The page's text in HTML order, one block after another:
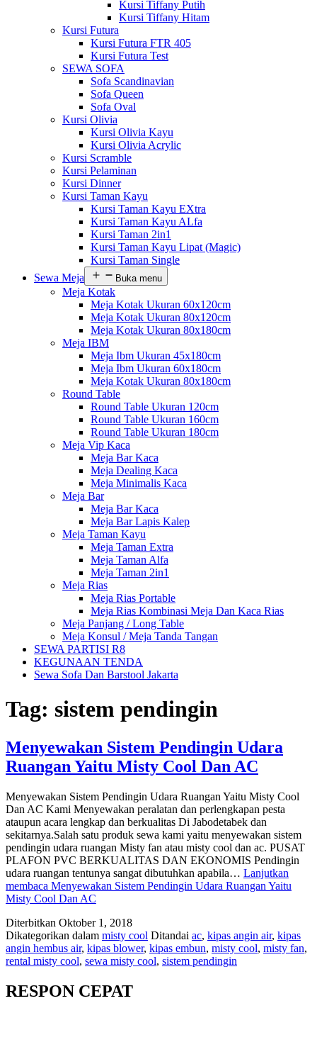
Kursi Tiffany Putih
Kursi Tiffany Hitam
Kursi Futura
Kursi Futura FTR 405
Kursi Futura Test
SEWA SOFA
Sofa Scandinavian
Sofa Queen
Sofa Oval
Kursi Olivia
Kursi Olivia Kayu
Kursi Olivia Acrylic
Kursi Scramble
Kursi Pelaminan
Kursi Dinner
Kursi Taman Kayu
Kursi Taman Kayu EXtra
Kursi Taman Kayu ALfa
Kursi Taman 2in1
Kursi Taman Kayu Lipat (Magic)
Kursi Taman Single
Sewa Meja
Buka menu
Meja Kotak
Meja Kotak Ukuran 60x120cm
Meja Kotak Ukuran 80x120cm
Meja Kotak Ukuran 80x180cm
Meja IBM
Meja Ibm Ukuran 45x180cm
Meja Ibm Ukuran 60x180cm
Meja Kotak Ukuran 80x180cm
Round Table
Round Table Ukuran 120cm
Round Table Ukuran 160cm
Round Table Ukuran 180cm
Meja Vip Kaca
Meja Bar Kaca
Meja Dealing Kaca
Meja Minimalis Kaca
Meja Bar
Meja Bar Kaca
Meja Bar Lapis Kalep
Meja Taman Kayu
Meja Taman Extra
Meja Taman Alfa
Meja Taman 2in1
Meja Rias
Meja Rias Portable
Meja Rias Kombinasi Meja Dan Kaca Rias
Meja Panjang / Long Table
Meja Konsul / Meja Tanda Tangan
SEWA PARTISI R8
KEGUNAAN TENDA
Sewa Sofa Dan Barstool Jakarta
Tag: sistem pendingin
Menyewakan Sistem Pendingin Udara
Ruangan Yaitu Misty Cool Dan AC
Menyewakan Sistem Pendingin Udara Ruangan Yaitu Misty Cool
Dan AC Kami Menyewakan peralatan dan perlengkapan pesta
ataupun acara lengkap dan berkualitas Di Jabodetabek dan
sekitarnya.Salah satu produk sewa kami yaitu menyewakan sistem
pendingin udara ruangan Misty fan atau misty cool dan ac. PUSAT
PLAFON PVC BERKUALITAS DAN EKONOMIS Pendingin
udara ruangan tentunya sangat dibutuhkan apabila… Lanjutkan
membaca Menyewakan Sistem Pendingin Udara Ruangan Yaitu
Misty Cool Dan AC
Diterbitkan Oktober 1, 2018
Dikategorikan dalam misty cool Ditandai ac, kipas angin air, kipas
angin hembus air, kipas blower, kipas embun, misty cool, misty fan,
rental misty cool, sewa misty cool, sistem pendingin
RESPON CEPAT